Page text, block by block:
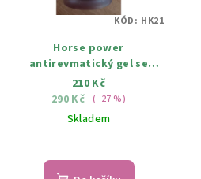
Horse power
antirevmatický gel se
sapropelickým bahnem 500
ml
210 Kč
290 Kč (–27 %)
Skladem
KÓD: HK21